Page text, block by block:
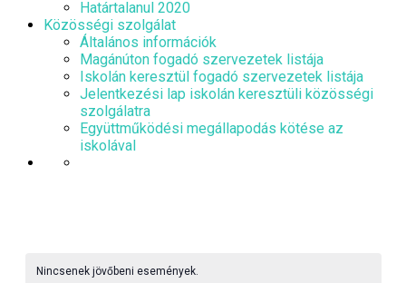
Határtalanul 2020
Közösségi szolgálat
Általános információk
Magánúton fogadó szervezetek listája
Iskolán keresztül fogadó szervezetek listája
Jelentkezési lap iskolán keresztüli közösségi
szolgálatra
Együttműködési megállapodás kötése az
iskolával
Nincsenek jövőbeni események.